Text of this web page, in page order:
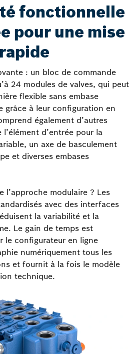
fonctionnelle
pour une mise
: un bloc de commande
24 modules de valves, qui peut
flexible sans embase
grâce à leur configuration en
également d’autres
d’entrée pour la
un axe de basculement
et diverses embases
l’approche modulaire ? Les
avec des interfaces
la variabilité et la
Le gain de temps est
le configurateur en ligne
numériquement tous les
et fournit à la fois le modèle
technique.